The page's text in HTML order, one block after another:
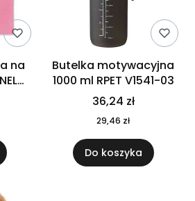
na
11
Butelka motywacyjna
1000 ml RPET V1541-03
36,24 zł
29,46 zł
Do koszyka